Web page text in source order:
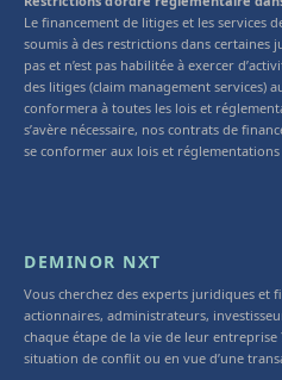
Le financement de litiges et les services
soumis à des restrictions dans certaines
pas et n’est pas habilitée à exercer
des litiges (claim management services)
conformera à toutes les lois et
s’avère nécessaire, nos contrats de
se conformer aux lois et réglementations
DEMINOR NXT
Vous cherchez des experts juridiques et
actionnaires, administrateurs,
chaque étape de la vie de leur entreprise
situation de conflit ou en vue d’une